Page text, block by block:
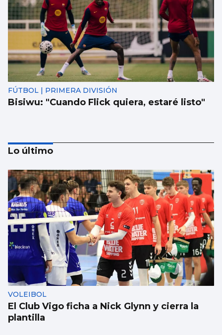
FÚTBOL | PRIMERA DIVISIÓN
Bisiwu: "Cuando Flick quiera, estaré listo"
NATACIÓN ARTÍSTICA
Iris Tió consigue la medalla de oro en solo
técnico del Europeo de París
Lo último
VOLEIBOL
El Club Vigo ficha a Nick Glynn y cierra la
plantilla